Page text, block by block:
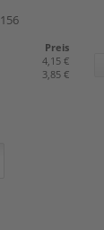
Preis
4,15 €
3,85 €